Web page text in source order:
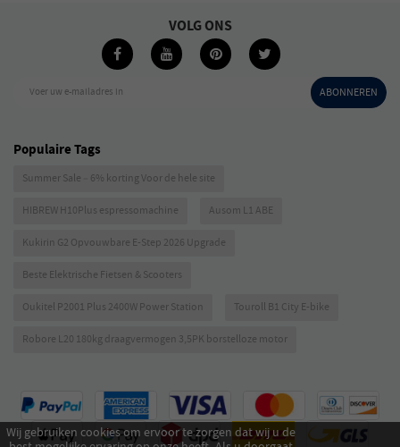
Voer uw e-mailadres in ABONNEREN
VOLG ONS
Wij gebruiken cookies om ervoor te zorgen dat wij u de
Populaire Tags
Summer Sale – 6% korting Voor de hele site
HIBREW H10Plus espressomachine Ausom L1 ABE
Kukirin G2 Opvouwbare E-Step 2026 Upgrade
Beste Elektrische Fietsen & Scooters
Oukitel P2001 Plus 2400W Power Station Touroll B1 City E-bike
Robore L20 180kg draagvermogen 3,5PK borstelloze motor